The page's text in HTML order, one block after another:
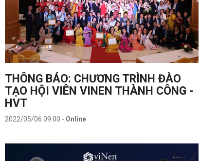
THÔNG BÁO: CHƯƠNG TRÌNH ĐÀO
TẠO HỘI VIÊN VINEN THÀNH CÔNG -
HVT
2022/05/06 09:00 - Online